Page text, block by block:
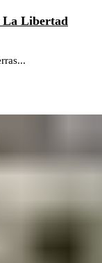
La Libertad